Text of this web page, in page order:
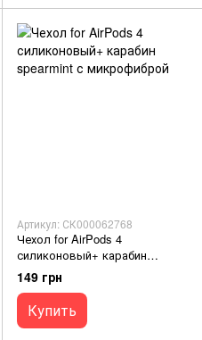
Артикул: СК000062768
Чехол for AirPods 4
силиконовый+ карабин
spearmint с микрофиброй
149 грн
Купить